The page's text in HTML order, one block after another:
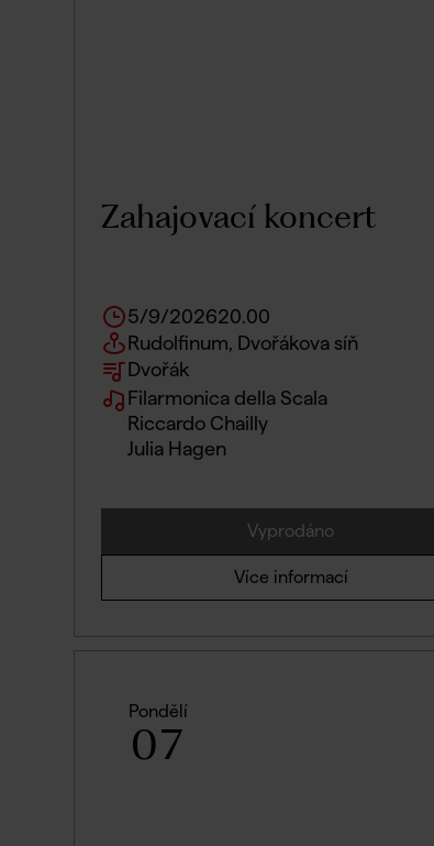
Zahajovací koncert
5/9/202620.00
Rudolfinum, Dvořákova síň
Dvořák
Filarmonica della Scala
Riccardo Chailly
Julia Hagen
Vyprodáno
Více informací
Pondělí
07